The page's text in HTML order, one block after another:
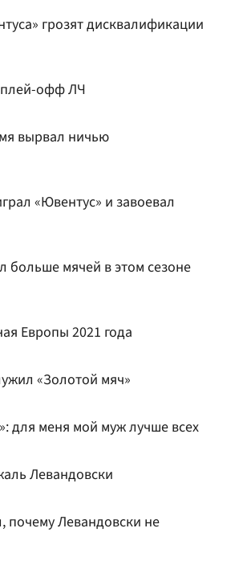
грозят дисквалификации
плей-офф ЛЧ
вырвал ничью
«Ювентус» и завоевал
больше мячей в этом сезоне
Европы 2021 года
«Золотой мяч»
для меня мой муж лучше всех
Левандовски
почему Левандовски не